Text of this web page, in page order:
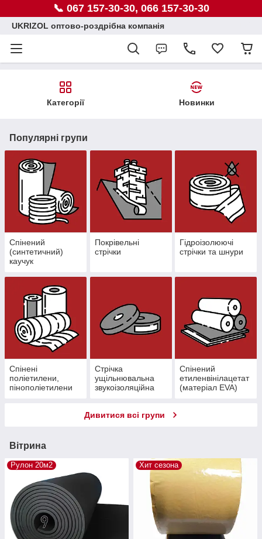
📞 067 157-30-30, 066 157-30-30
UKRIZOL оптово-роздрібна компанія
Категорії Новинки
Популярні групи
Спінений
(синтетичний)
каучук
Покрівельні
стрічки
Гідроізолюючі
стрічки та шнури
Спінені
поліетилени,
пінополіетилени
Стрічка
ущільнювальна
звукоізоляційна
Спінений
етиленвінілацетат
(матеріал EVA)
Дивитися всі групи
Вітрина
Рулон 20м2 Хит сезона